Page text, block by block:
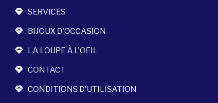
SERVICES
BIJOUX D'OCCASION
LA LOUPE À L'OEIL
CONTACT
CONDITIONS D'UTILISATION